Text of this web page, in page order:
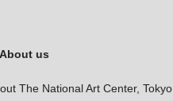
About us
The National Art Center, Tokyo